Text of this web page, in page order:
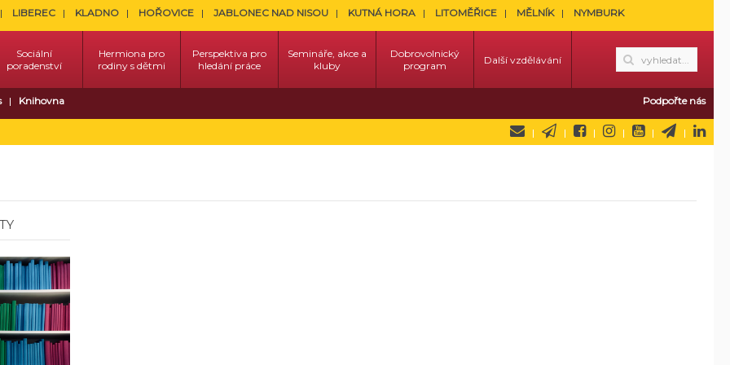
LIBEREC KLADNO HOŘOVICE JABLONEC NAD NISOU KUTNÁ HORA LITOMĚŘICE MĚLNÍK NYMBURK
Sociální
poradenství
Hermiona pro
rodiny s dětmi
Perspektiva pro
hledání práce
Semináře, akce a
kluby
Dobrovolnický
program
Další vzdělávání
Knihovna Podpořte nás